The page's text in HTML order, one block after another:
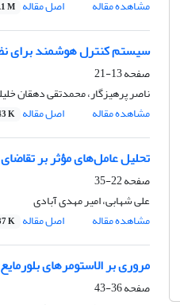
مشاهده مقاله
اصل مقاله M
سیستم کنترل هوشمند برای
صفحه13-21
ناصر پرهیزگار، محمدتقی دهقان
مشاهده مقاله
اصل مقاله K
تحلیل عامل‌های مؤثر بر
صفحه22-35
علی شهابی، امیر مهدی آبادی
مشاهده مقاله
اصل مقاله K
مروری بر الاستومرهای
صفحه36-43